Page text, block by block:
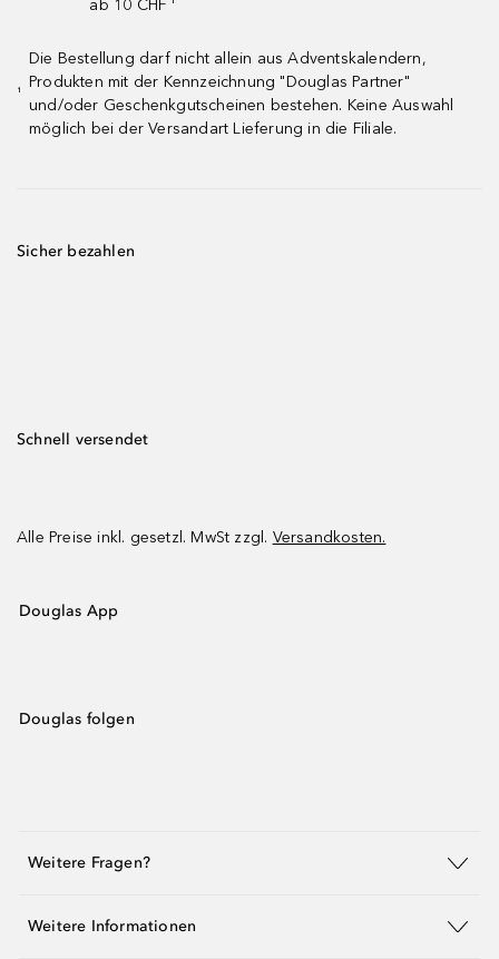
ab 10 CHF ¹
¹
Die Bestellung darf nicht allein aus Adventskalendern,
Produkten mit der Kennzeichnung "Douglas Partner"
und/oder Geschenkgutscheinen bestehen. Keine Auswahl
möglich bei der Versandart Lieferung in die Filiale.
Sicher bezahlen
Schnell versendet
Alle Preise inkl. gesetzl. MwSt zzgl. Versandkosten.
Douglas App
Douglas folgen
Weitere Fragen?
Weitere Informationen